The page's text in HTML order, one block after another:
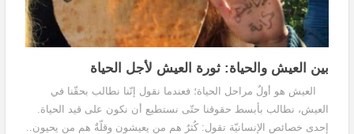
بين العيش والحياة: ثورة العيش لأجل الحياة
العيش هو أولٌ مراحل الحياة؛ فعندما نقول إنّنا نطالب بحقّنا في
العيش، نطالب بأبسط حقوقنا حتّى نستطيع أن نكون على قيد الحياة.
إحدى خصائص الإنسانيّة تقول: كُثرٌ هم من يعيشون وقلّةٌ هم من يحيون..